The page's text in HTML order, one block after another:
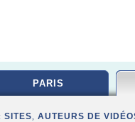
PARIS
SITES, AUTEURS DE